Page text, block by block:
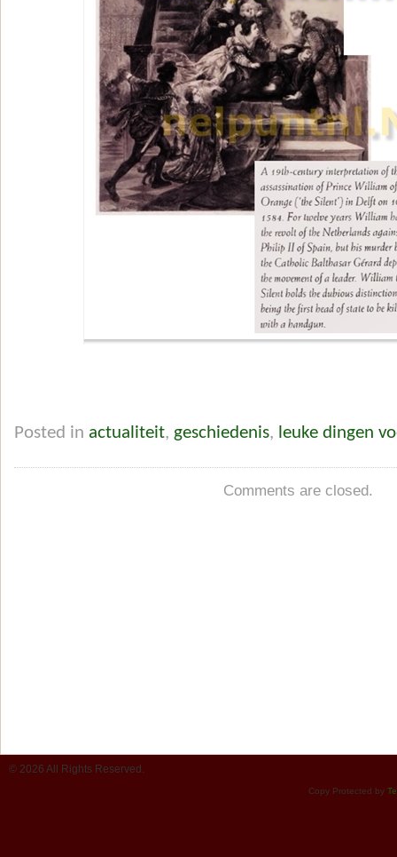
Posted in actualiteit, geschiedenis, leuke dingen
Comments are closed.
© 2026 All Rights Reserved.
Copy Protected by